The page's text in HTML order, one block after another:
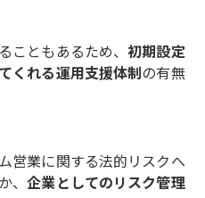
こともあるため、初期設定
くれる運用支援体制の有無
営業に関する法的リスクへ
、企業としてのリスク管理